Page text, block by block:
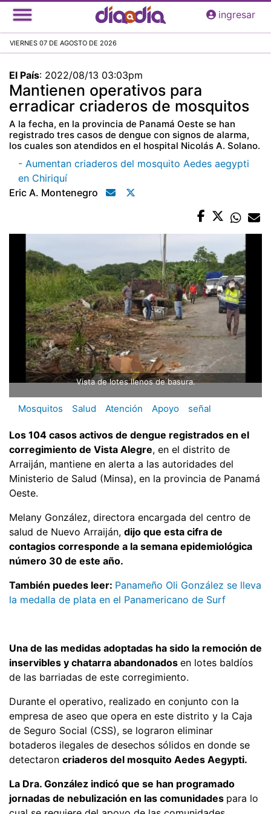
Pasar
al
principal
ingresar
VIERNES 07 DE AGOSTO DE 2026
El País: 2022/08/13 03:03pm
Mantienen operativos para
erradicar criaderos de mosquitos
A la fecha, en la provincia de Panamá Oeste se han
registrado tres casos de dengue con signos de alarma,
los cuales son atendidos en el hospital Nicolás A. Solano.
- Aumentan criaderos del mosquito Aedes aegypti
en Chiriquí
Eric A. Montenegro
Vista de lotes llenos de basura.
Mosquitos Salud Atención Apoyo señal
Los 104 casos activos de dengue registrados en el
corregimiento de Vista Alegre, en el distrito de
Arraiján, mantiene en alerta a las autoridades del
Ministerio de Salud (Minsa), en la provincia de Panamá
Oeste.
Melany González, directora encargada del centro de
salud de Nuevo Arraiján, dijo que esta cifra de
contagios corresponde a la semana epidemiológica
número 30 de este año.
También puedes leer: Panameño Oli González se lleva
la medalla de plata en el Panamericano de Surf
Una de las medidas adoptadas ha sido la remoción de
inservibles y chatarra abandonados en lotes baldíos
de las barriadas de este corregimiento.
Durante el operativo, realizado en conjunto con la
empresa de aseo que opera en este distrito y la Caja
de Seguro Social (CSS), se lograron eliminar
botaderos ilegales de desechos sólidos en donde se
detectaron criaderos del mosquito Aedes Aegypti.
La Dra. González indicó que se han programado
jornadas de nebulización en las comunidades para lo